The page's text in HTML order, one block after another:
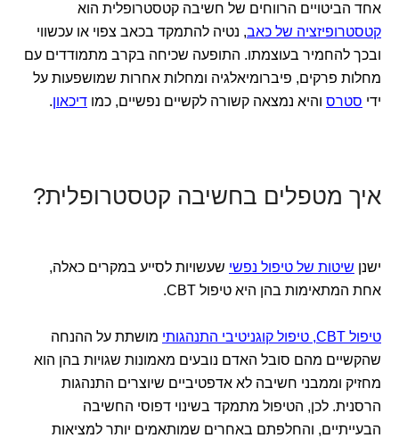
אחד הביטויים הרווחים של חשיבה קטסטרופלית הוא
קטסטרופיזציה של כאב, נטיה להתמקד בכאב צפוי או עכשווי
ובכך להחמיר בעוצמתו. התופעה שכיחה בקרב מתמודדים עם
מחלות פרקים, פיברומיאלגיה ומחלות אחרות שמושפעות על
ידי סטרס והיא נמצאה קשורה לקשיים נפשיים, כמו דיכאון.
איך מטפלים בחשיבה קטסטרופלית?
ישנן שיטות של טיפול נפשי שעשויות לסייע במקרים כאלה,
אחת המתאימות בהן היא טיפול CBT.
טיפול CBT, טיפול קוגניטיבי התנהגותי
מושתת על ההנחה
שהקשיים מהם סובל האדם נובעים מאמונות שגויות בהן הוא
מחזיק וממבני חשיבה לא אדפטיביים שיוצרים התנהגות
הרסנית. לכן, הטיפול מתמקד בשינוי דפוסי החשיבה
הבעייתיים, והחלפתם באחרים שמותאמים יותר למציאות